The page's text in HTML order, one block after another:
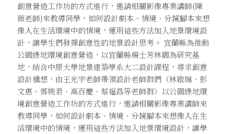
創意營造工作坊的方式進行，邀請相關影像專業講師(陳
薇老師)來教導同學，如何設計劇本、情境、分鏡腳本來想
像人在生活環境中的情境，運用這些方法加入地景環境設
計，讓學生們發揮創意性的地景設計思考。 宜蘭縣為推動
公園綠地環境創意營造，以宜蘭縣楊士芳林園為研究基
地，結合中原大學地景建築學系大二設計課程，尋求創意
設計構想，由王光宇老師帶領設計老師群們（林啟瑞、彭
文惠、鄧婉君、高百慶、蔡福昌等老師群）以公園綠地環
境創意營造工作坊的方式進行，邀請相關影像專業講師來
教導同學，如何設計劇本、情境、分鏡腳本來想像人在生
活環境中的情境，運用這些方法加入地景環境設計，讓學